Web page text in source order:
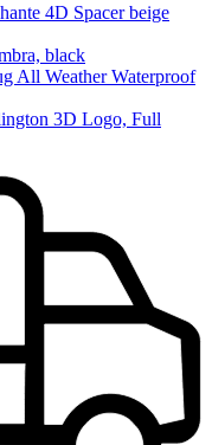
4D Spacer beige
black
All Weather Waterproof
3D Logo, Full